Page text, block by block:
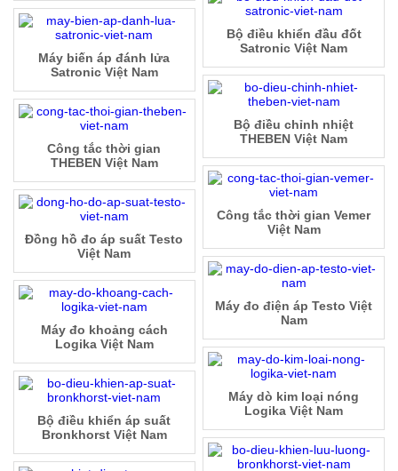
Bộ điều khiển đầu đốt
Satronic Việt Nam
Máy biến áp đánh lửa
Satronic Việt Nam
Bộ điều chỉnh nhiệt
THEBEN Việt Nam
Công tắc thời gian
THEBEN Việt Nam
Công tắc thời gian Vemer
Việt Nam
Đồng hồ đo áp suất Testo
Việt Nam
Máy đo điện áp Testo Việt
Nam
Máy đo khoảng cách
Logika Việt Nam
Máy dò kim loại nóng
Logika Việt Nam
Bộ điều khiển áp suất
Bronkhorst Việt Nam